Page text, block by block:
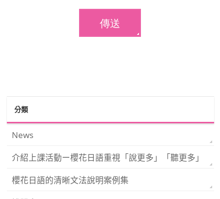
分類
News
介紹上課活動ー櫻花日語重視「說更多」「聽更多」
櫻花日語的清晰文法說明案例集